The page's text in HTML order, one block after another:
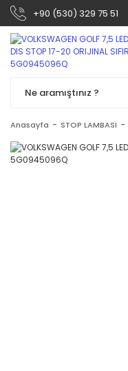
+90 (530) 329 75 51
Anasayfa STOP LAMBASI